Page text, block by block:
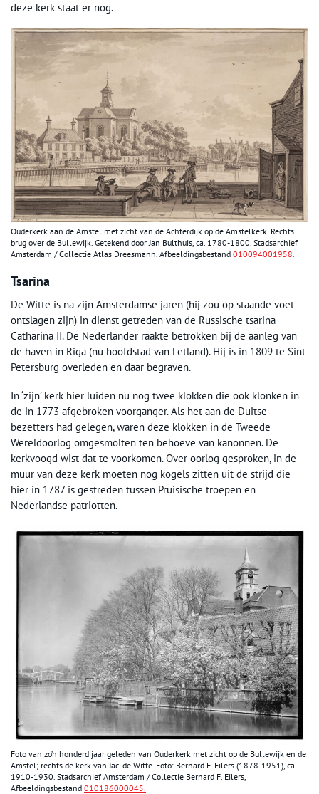
deze kerk staat er nog.
Ouderkerk aan de Amstel met zicht van de Achterdijk op de Amstelkerk. Rechts
brug over de Bullewijk. Getekend door Jan Bulthuis, ca. 1780-1800. Stadsarchief
Amsterdam / Collectie Atlas Dreesmann, Afbeeldingsbestand 010094001958.
Tsarina
De Witte is na zijn Amsterdamse jaren (hij zou op staande voet
ontslagen zijn) in dienst getreden van de Russische tsarina
Catharina II. De Nederlander raakte betrokken bij de aanleg van
de haven in Riga (nu hoofdstad van Letland). Hij is in 1809 te Sint
Petersburg overleden en daar begraven.
In ‘zijn’ kerk hier luiden nu nog twee klokken die ook klonken in
de in 1773 afgebroken voorganger. Als het aan de Duitse
bezetters had gelegen, waren deze klokken in de Tweede
Wereldoorlog omgesmolten ten behoeve van kanonnen. De
kerkvoogd wist dat te voorkomen. Over oorlog gesproken, in de
muur van deze kerk moeten nog kogels zitten uit de strijd die
hier in 1787 is gestreden tussen Pruisische troepen en
Nederlandse patriotten.
Foto van zo’n honderd jaar geleden van Ouderkerk met zicht op de Bullewijk en de
Amstel; rechts de kerk van Jac. de Witte. Foto: Bernard F. Eilers (1878-1951), ca.
1910-1930. Stadsarchief Amsterdam / Collectie Bernard F. Eilers,
Afbeeldingsbestand 010186000045.